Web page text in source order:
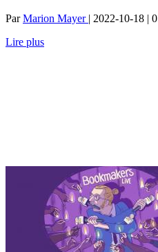
ParMarion Mayer | 2022-10-18 | 0
Lire plus